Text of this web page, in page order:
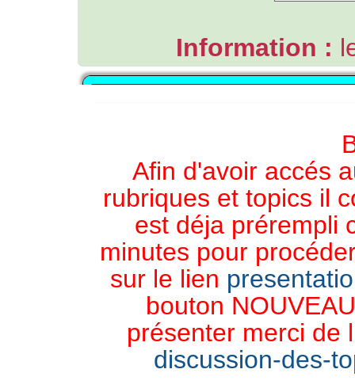
Information :
Afin d'avoir accés
rubriques et topics il
est déja prérempli
minutes pour
sur le lien
bouton
présenter merci de
discussion-des-